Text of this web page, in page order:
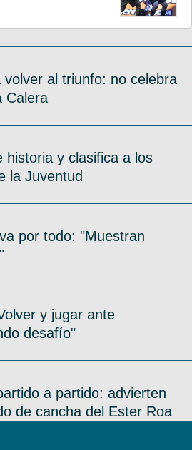
volver al triunfo: no celebra
Calera
historia y clasifica a los
la Juventud
por todo: "Muestran
y jugar ante
desafío"
a partido: advierten
de cancha del Ester Roa